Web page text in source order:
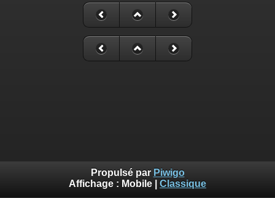
Propulsé par Piwigo
Affichage : Mobile Classique